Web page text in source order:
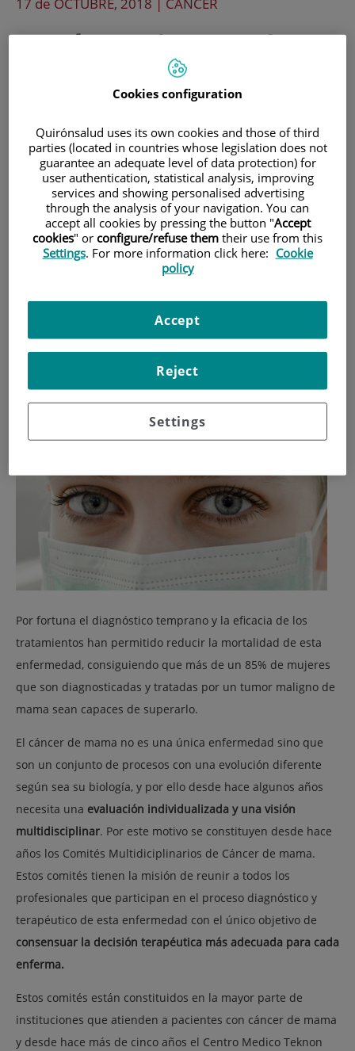
¿Qué papel juega el
Comité de tumores de
Mama en el diagnóstico
y tratamiento del cáncer
de mama?
El cáncer de mama es la neoplasia con
mayor incidencia en el sexo femenino. En
26.000 nuevos casos al año y en
Catalunya el numero de nuevos
diagnósticos es de 6.000.
Por fortuna el diagnóstico temprano y la eficacia de los
tratamientos han permitido reducir la mortalidad de esta
enfermedad, consiguiendo que más de un 85% de mujeres
que son diagnosticadas y tratadas por un tumor maligno de
mama sean capaces de superarlo.
El cáncer de mama no es una única enfermedad sino que
son un conjunto de procesos con una evolución diferente
según sea su biología, y por ello desde hace algunos años
necesita una evaluación individualizada y una visión
multidisciplinar. Por este motivo se constituyen desde hace
años los Comités Multidiciplinarios de Cáncer de mama.
Estos comités tienen la misión de reunir a todos los
profesionales que participan en el proceso diagnóstico y
terapéutico de esta enfermedad con el único objetivo de
consensuar la decisión terapéutica más adecuada para cada
enferma.
Estos comités están constituidos en la mayor parte de
instituciones que atienden a pacientes con cáncer de mama
y desde hace más de cinco años el Centro Medico Teknon
Cookies configuration
Quirónsalud uses its own cookies and those of third
parties (located in countries whose legislation does not
guarantee an adequate level of data protection) for
user authentication, statistical analysis, improving
services and showing personalised advertising
through the analysis of your navigation. You can
accept all cookies by pressing the button "Accept
cookies" or configure/refuse them their use from this
Settings. For more information click here: Cookie
policy
Settings
Reject
Accept